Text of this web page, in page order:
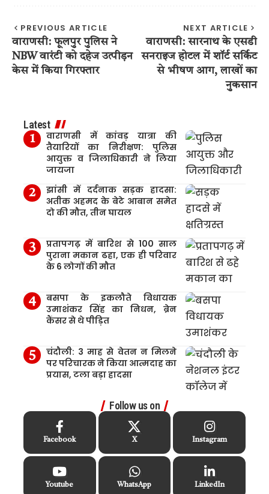
PREVIOUS ARTICLE
वाराणसी: फूलपुर पुलिस ने
NBW वारंटी को दहेज उत्पीड़न
केस में किया गिरफ्तार
NEXT ARTICLE
वाराणसी: सारनाथ के एसडी
सनराइज होटल में शॉर्ट सर्किट
से भीषण आग, लाखों का
नुकसान
Latest
वाराणसी में कांवड़ यात्रा की
तैयारियों का निरीक्षण: पुलिस
आयुक्त व जिलाधिकारी ने लिया
जायजा
झांसी में दर्दनाक सड़क हादसा:
अतीक अहमद के बेटे आबान समेत
दो की मौत, तीन घायल
प्रतापगढ़ में बारिश से 100 साल
पुराना मकान ढहा, एक ही परिवार
के 6 लोगों की मौत
बसपा के इकलौते विधायक
उमाशंकर सिंह का निधन, ब्रेन
कैंसर से थे पीड़ित
चंदौली: 3 माह से वेतन न मिलने
पर परिचारक ने किया आत्मदाह का
प्रयास, टला बड़ा हादसा
Follow us on
Facebook X Instagram
Youtube WhatsApp LinkedIn